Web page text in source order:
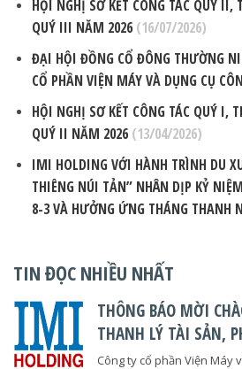
HỘI NGHỊ SƠ KẾT CÔNG TÁC QUÝ II,
QUÝ III NĂM 2026 (16/07/2026)
ĐẠI HỘI ĐỒNG CỔ ĐÔNG THƯỜNG
CỔ PHẦN VIỆN MÁY VÀ DỤNG CỤ
HỘI NGHỊ SƠ KẾT CÔNG TÁC QUÝ I,
QUÝ II NĂM 2026 (13/04/2026)
IMI HOLDING VỚI HÀNH TRÌNH DU
THIÊNG NÚI TẢN” NHÂN DỊP KỶ
8-3 VÀ HƯỞNG ỨNG THÁNG THANH
TIN ĐỌC NHIỀU NHẤT
THÔNG BÁO MỜI
THANH LÝ TÀI SẢN,
Công ty cổ phần Viện Máy